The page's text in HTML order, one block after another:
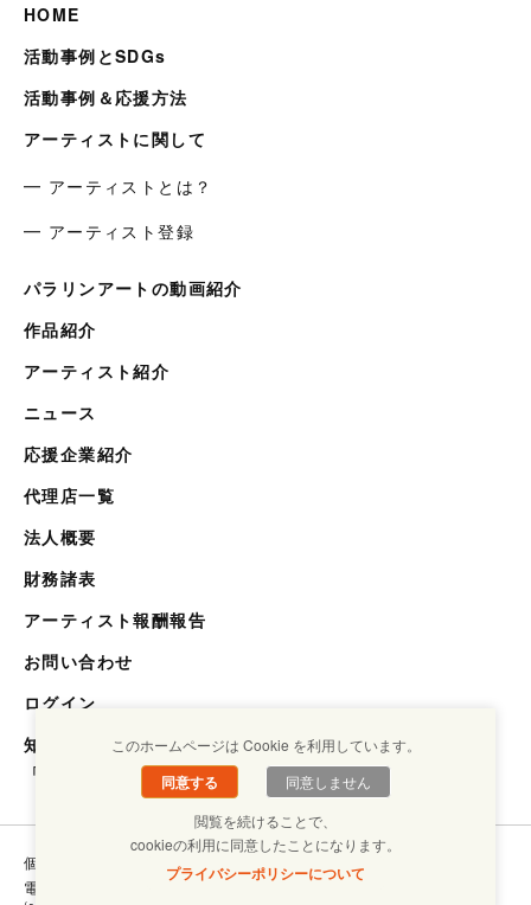
HOME
活動事例とSDGs
活動事例＆応援方法
アーティストに関して
━ アーティストとは？
━ アーティスト登録
パラリンアートの動画紹介
作品紹介
アーティスト紹介
ニュース
応援企業紹介
代理店一覧
法人概要
財務諸表
アーティスト報酬報告
お問い合わせ
ログイン
知らない世界を知るメディア
「キクエスト」
個人情報保護方針
コンプライアンスについて
電子ブックラボ
このホームページは Cookie を利用しています。
同意する
同意しません
閲覧を続けることで、
cookieの利用に同意したことになります。
プライバシーポリシーについて